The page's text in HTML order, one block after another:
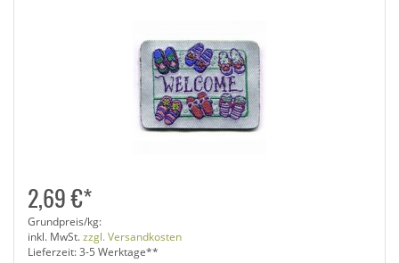
2,69 €*
Grundpreis/kg:
inkl. MwSt.zzgl. Versandkosten
Lieferzeit: 3-5 Werktage**